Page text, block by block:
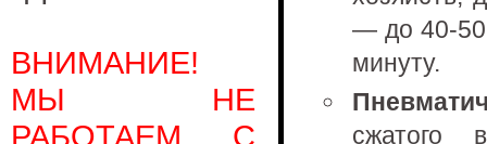
ВНИМАНИЕ!
МЫ НЕ
РАБОТАЕМ С
— до 40-50
минуту.
сжатого